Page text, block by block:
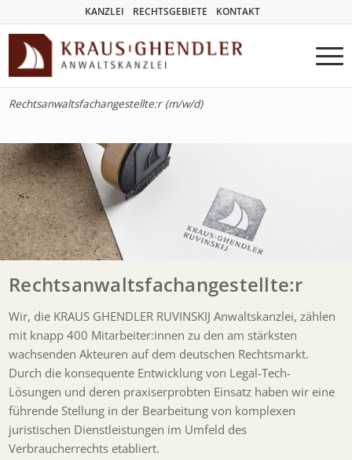
KANZLEI RECHTSGEBIETE KONTAKT
Rechtsanwaltsfachangestellte:r (m/w/d)
Rechtsanwaltsfachangestellte:r
Wir, die KRAUS GHENDLER RUVINSKIJ Anwaltskanzlei, zählen
mit knapp 400 Mitarbeiter:innen zu den am stärksten
wachsenden Akteuren auf dem deutschen Rechtsmarkt.
Durch die konsequente Entwicklung von Legal-Tech-
Lösungen und deren praxiserprobten Einsatz haben wir eine
führende Stellung in der Bearbeitung von komplexen
juristischen Dienstleistungen im Umfeld des
Verbraucherrechts etabliert.